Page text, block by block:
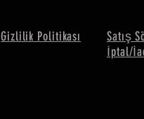
Gizlilik Politikası
Satış
İptal/